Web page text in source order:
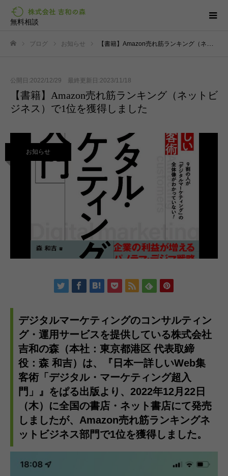
無料相談
ブログ お知らせ 【書籍】Amazon売れ筋ランキング（ネットビジネス）で1位を獲得しました
公開日:2022/12/29 最終更新日:2023/11/18
【書籍】Amazon売れ筋ランキング（ネットビ
ジネス）で1位を獲得しました
お知らせ
デジタルマーケティングのコンサルティン
グ・運用サービスを提供している株式会社
吉和の森（本社：東京都港区 代表取締
役：森 和吉）は、『日本一詳しいWeb集
客術「デジタル・マーケティング超入
門」』をぱる出版より、2022年12月22日
（木）に全国の書店・ネット書店にて発売
しましたが、Amazon売れ筋ランキングネ
ットビジネス部門で1位を獲得しました。